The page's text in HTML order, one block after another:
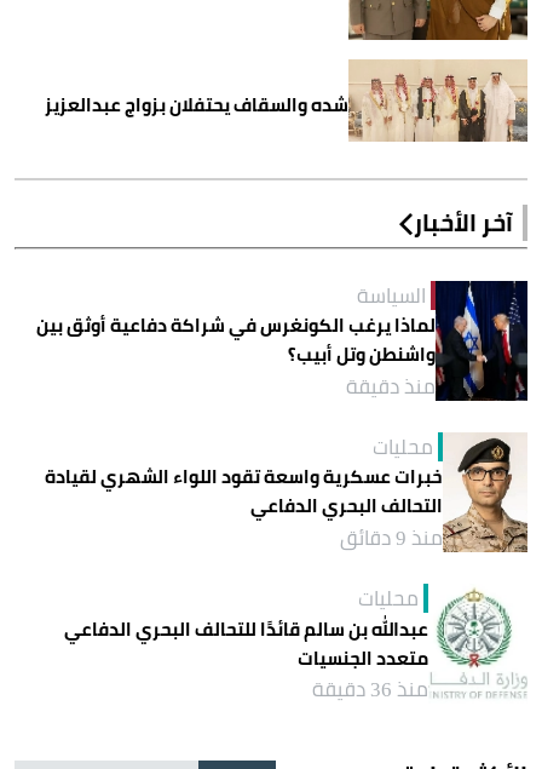
شده والسقاف يحتفلان بزواج عبدالعزيز
آخر الأخبار
السياسة
لماذا يرغب الكونغرس في شراكة دفاعية أوثق بين
واشنطن وتل أبيب؟
منذ دقيقة
محليات
خبرات عسكرية واسعة تقود اللواء الشهري لقيادة
التحالف البحري الدفاعي
منذ 9 دقائق
محليات
عبدالله بن سالم قائدًا للتحالف البحري الدفاعي
متعدد الجنسيات
منذ 36 دقيقة